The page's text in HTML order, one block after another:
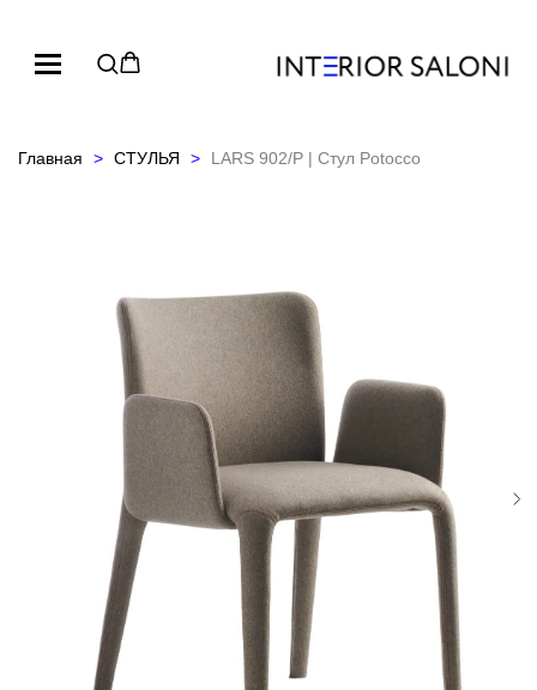
Главная СТУЛЬЯ LARS 902/P | Стул Potocco